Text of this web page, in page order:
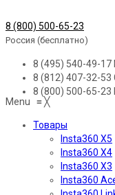
8 (800) 500-65-23
Россия (бесплатно)
8 (495) 540-49-17
8 (812) 407-32-53
8 (800) 500-65-23
Menu ≡╳
Товары
Insta360 X5
Insta360 X4
Insta360 X3
Insta360